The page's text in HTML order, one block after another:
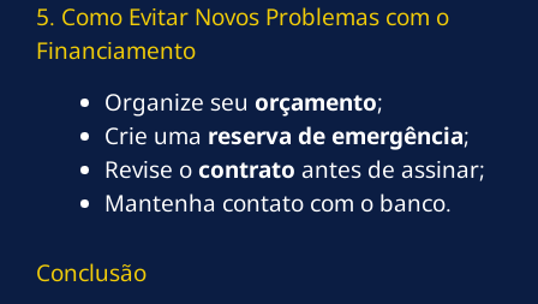
5. Como Evitar Novos Problemas com o
Financiamento
Organize seu orçamento;
Crie uma reserva de emergência;
Revise o contrato antes de assinar;
Mantenha contato com o banco.
Conclusão